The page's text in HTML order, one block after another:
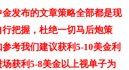
发布的文章策略全部都是现
把握，杜绝一切马后炮策
考我们建议获利5-10美金利
获利5-8美金以上视单子为